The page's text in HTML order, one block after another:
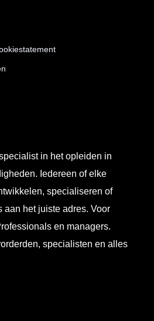
in het opleiden in
Iedereen of elke
specialiseren of
aan het juiste adres. Voor
en managers.
specialisten en alles